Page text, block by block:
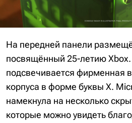
На передней панели
посвящённый 25-летию
подсвечивается фирменная
корпуса в форме буквы X.
намекнула на несколько
которые можно увидеть